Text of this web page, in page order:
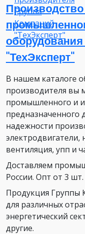
"ТехЭксперт"
В нашем каталоге
производителя вы
промышленного и
предназначенного
надежности
вентиляция, упп и
Доставляем
России. Опт от 3
Продукция Группы
для различных
энергетический
другие.